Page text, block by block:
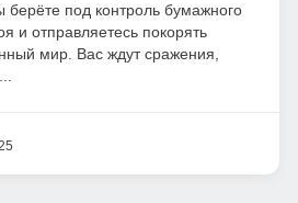
берёте под контроль бумажного
и отправляетесь покорять
мир. Вас ждут сражения,